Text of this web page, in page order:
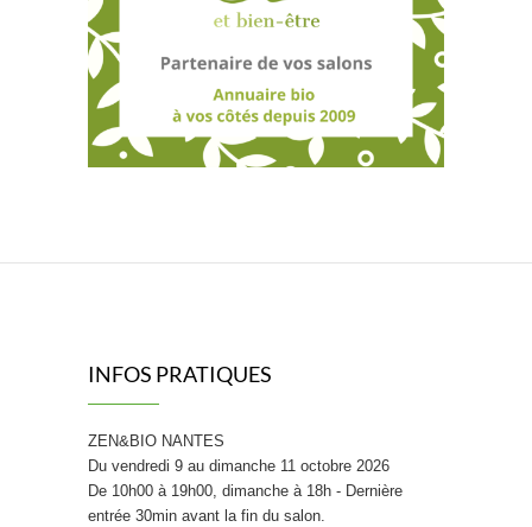
INFOS PRATIQUES
ZEN&BIO NANTES
Du vendredi 9 au dimanche 11 octobre 2026
De 10h00 à 19h00, dimanche à 18h - Dernière
entrée 30min avant la fin du salon.